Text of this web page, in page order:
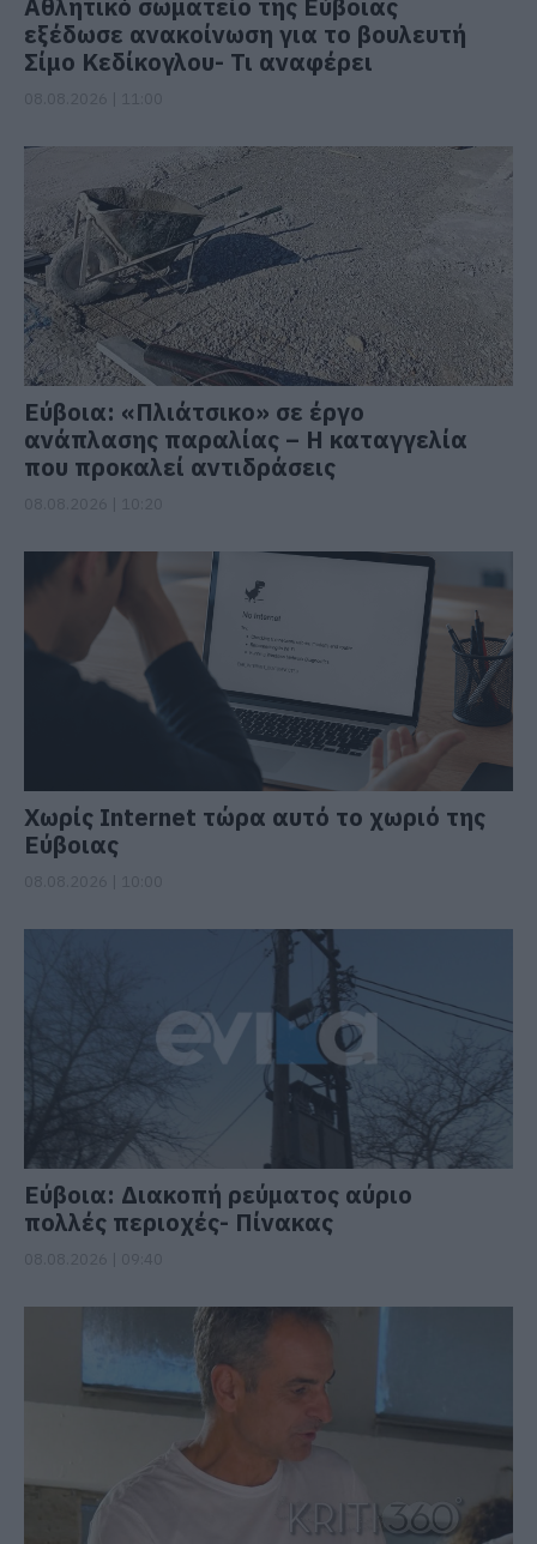
εξέδωσε ανακοίνωση για το βουλευτή
Σίμο Κεδίκογλου- Τι αναφέρει
Εύβοια: «Πλιάτσικο» σε έργο
ανάπλασης παραλίας – Η καταγγελία
που προκαλεί αντιδράσεις
Χωρίς Internet τώρα αυτό το χωριό της
Εύβοιας
Εύβοια: Διακοπή ρεύματος αύριο
πολλές περιοχές- Πίνακας